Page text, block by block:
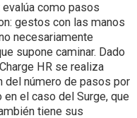
como pasos
gestos con las manos
necesariamente
supone caminar. Dado
HR se realiza
del número de pasos por
el caso del Surge, que
tiene sus